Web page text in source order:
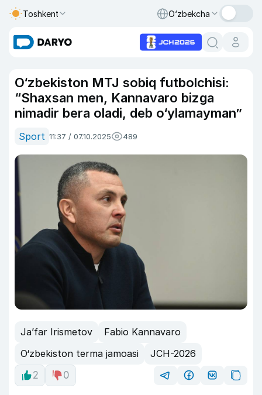
Toshkent O‘zbekcha
O‘zbekiston MTJ sobiq futbolchisi:
“Shaxsan men, Kannavaro bizga
nimadir bera oladi, deb o‘ylamayman”
Sport 11:37 / 07.10.2025 489
Ja’far Irismetov
Fabio Kannavaro
O‘zbekiston terma jamoasi
JCH-2026
2
0